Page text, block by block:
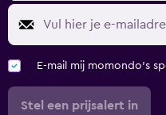
E-mail mij momondo's
Stel een prijsalert in